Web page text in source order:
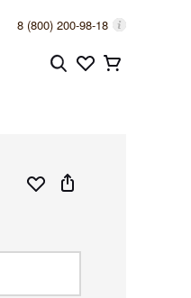
8 (800) 200-98-18